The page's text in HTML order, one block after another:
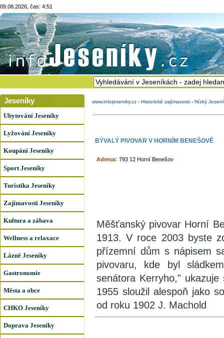
09.08.2026, čas: 4:51
Jeseníky
Ubytování Jeseníky
Lyžování Jeseníky
Koupání Jeseníky
Sport Jeseníky
Turistika Jeseníky
Zajímavosti Jeseníky
Kultura a zábava
Wellness a relaxace
Lázně Jeseníky
Gastronomie
Města a obce
CHKO Jeseníky
Doprava Jeseníky
www.infojeseniky.cz - Historické zajímavosti - Nízký
BÝVALÝ PIVOVAR V HORNÍM BENEŠOVĚ
Adresa: 793 12 Horní Benešov
Měšťanský pivovar Horní
1913. V roce 2003 byste
přízemní dům s nápisem
pivovaru, kde byl
senátora Kerryho,"
1955 sloužil alespoň jako
od roku 1902 J. Machold